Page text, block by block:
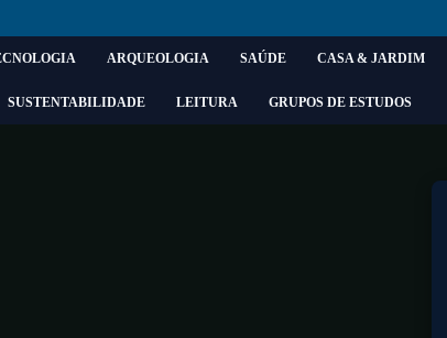
ARQUEOLOGIA SAÚDE CASA & JARDIM
SUSTENTABILIDADE LEITURA GRUPOS DE ESTUDOS